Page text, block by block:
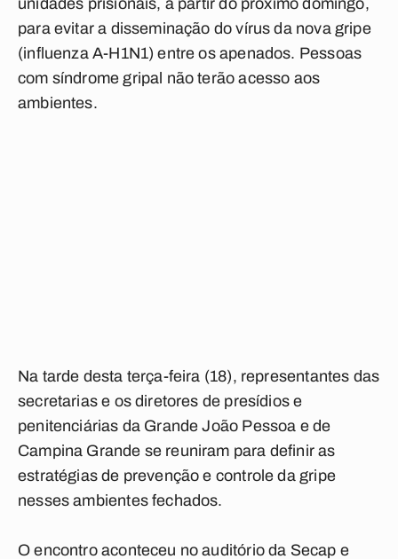
unidades prisionais, a partir do próximo domingo,
para evitar a disseminação do vírus da nova gripe
(influenza A-H1N1) entre os apenados. Pessoas
com síndrome gripal não terão acesso aos
ambientes.
Na tarde desta terça-feira (18), representantes das
secretarias e os diretores de presídios e
penitenciárias da Grande João Pessoa e de
Campina Grande se reuniram para definir as
estratégias de prevenção e controle da gripe
nesses ambientes fechados.
O encontro aconteceu no auditório da Secap e